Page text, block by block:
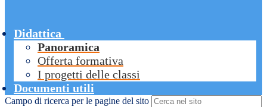
Didattica
Panoramica
Offerta formativa
I progetti delle classi
Documenti utili
Campo di ricerca per le pagine del sito